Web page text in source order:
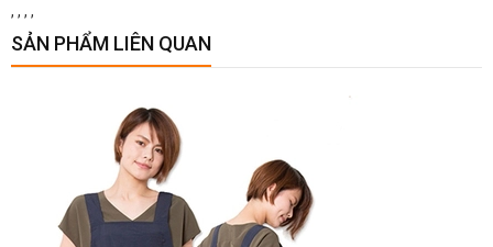
, , , ,
SẢN PHẨM LIÊN QUAN